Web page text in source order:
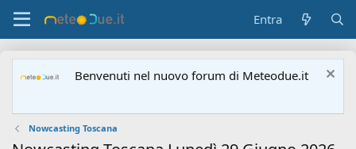
Entra
Benvenuti nel nuovo forum di Meteodue.it
Nowcasting Toscana